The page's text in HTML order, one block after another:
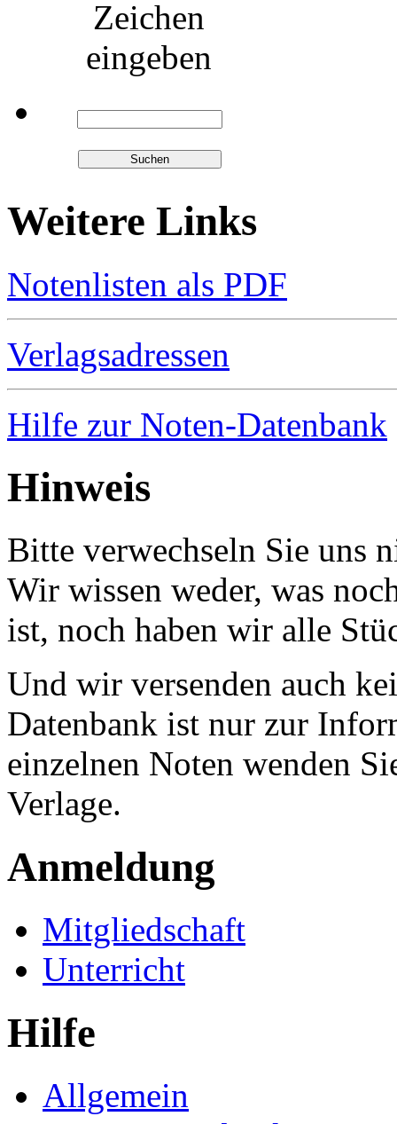
Zeichen
eingeben
Weitere Links
Notenlisten als PDF
Verlagsadressen
Hilfe zur Noten-Datenbank
Hinweis
Bitte verwechseln Sie uns
Wir wissen weder, was
ist, noch haben wir alle
Und wir versenden auch
Datenbank ist nur zur
einzelnen Noten wenden
Verlage.
Anmeldung
Mitgliedschaft
Unterricht
Hilfe
Allgemein